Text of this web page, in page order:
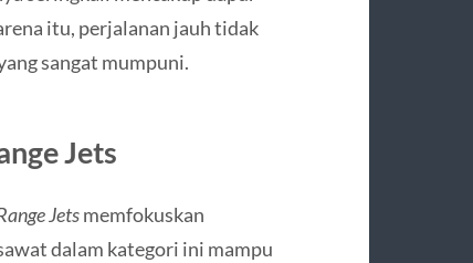
itu, perjalanan jauh tidak
sangat mumpuni.
Jets
Jetsmemfokuskan
dalam kategori ini mampu